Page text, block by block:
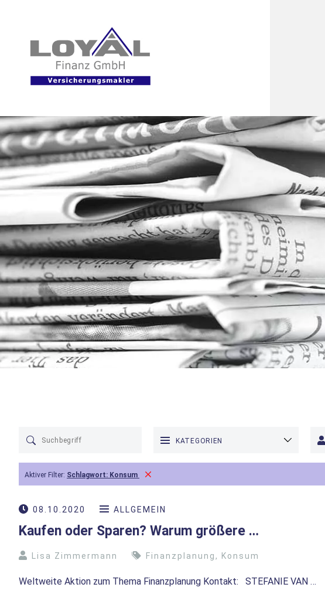
KATEGORIEN
Aktiver Filter: Schlagwort: Konsum
08.10.2020 ALLGEMEIN
Kaufen oder Sparen? Warum größere …
Lisa Zimmermann Finanzplanung , Konsum
Weltweite Aktion zum Thema Finanzplanung Kontakt: STEFANIE VAN …